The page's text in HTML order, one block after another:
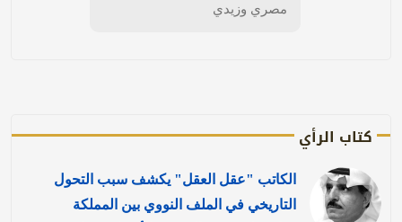
مصري وزيدي
كتاب الرأي
الكاتب "عقل العقل" يكشف سبب التحول
التاريخي في الملف النووي بين المملكة